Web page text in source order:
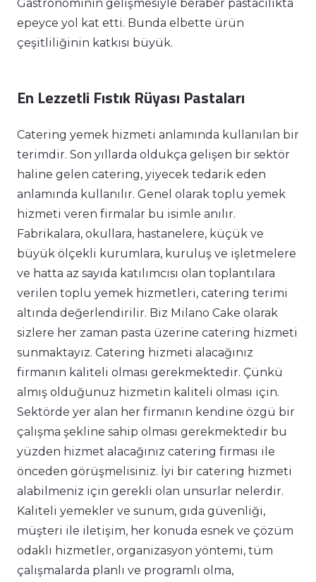
Gastronominin gelişmesiyle beraber pastacılıkta
epeyce yol kat etti. Bunda elbette ürün
çeşitliliğinin katkısı büyük.
En Lezzetli Fıstık Rüyası Pastaları
Catering yemek hizmeti anlamında kullanılan bir
terimdir. Son yıllarda oldukça gelişen bir sektör
haline gelen catering, yiyecek tedarik eden
anlamında kullanılır. Genel olarak toplu yemek
hizmeti veren firmalar bu isimle anılır.
Fabrikalara, okullara, hastanelere, küçük ve
büyük ölçekli kurumlara, kuruluş ve işletmelere
ve hatta az sayıda katılımcısı olan toplantılara
verilen toplu yemek hizmetleri, catering terimi
altında değerlendirilir. Biz Milano Cake olarak
sizlere her zaman pasta üzerine catering hizmeti
sunmaktayız. Catering hizmeti alacağınız
firmanın kaliteli olması gerekmektedir. Çünkü
almış olduğunuz hizmetin kaliteli olması için.
Sektörde yer alan her firmanın kendine özgü bir
çalışma şekline sahip olması gerekmektedir bu
yüzden hizmet alacağınız catering firması ile
önceden görüşmelisiniz. İyi bir catering hizmeti
alabilmeniz için gerekli olan unsurlar nelerdir.
Kaliteli yemekler ve sunum, gıda güvenliği,
müşteri ile iletişim, her konuda esnek ve çözüm
odaklı hizmetler, organizasyon yöntemi, tüm
çalışmalarda planlı ve programlı olma,